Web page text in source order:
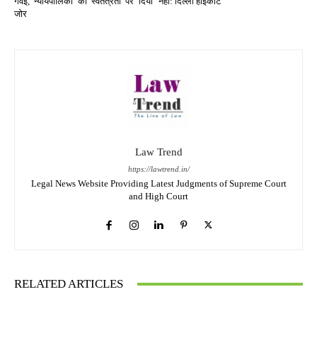
जोर
Law Trend
https://lawtrend.in/
Legal News Website Providing Latest Judgments of Supreme Court
and High Court
RELATED ARTICLES